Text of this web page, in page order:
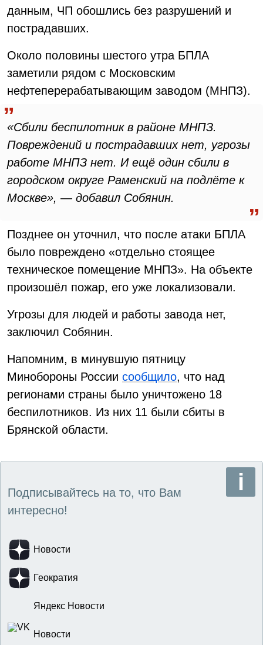
данным, ЧП обошлись без разрушений и
пострадавших.
Около половины шестого утра БПЛА
заметили рядом с Московским
нефтеперерабатывающим заводом (МНПЗ).
«Сбили беспилотник в районе МНПЗ.
Повреждений и пострадавших нет, угрозы
работе МНПЗ нет. И ещё один сбили в
городском округе Раменский на подлёте к
Москве», — добавил Собянин.
Позднее он уточнил, что после атаки БПЛА
было повреждено «отдельно стоящее
техническое помещение МНПЗ». На объекте
произошёл пожар, его уже локализовали.
Угрозы для людей и работы завода нет,
заключил Собянин.
Напомним, в минувшую пятницу
Минобороны России сообщило, что над
регионами страны было уничтожено 18
беспилотников. Из них 11 были сбиты в
Брянской области.
Подписывайтесь на то, что Вам
интересно!
Новости
Геократия
Яндекс Новости
Новости